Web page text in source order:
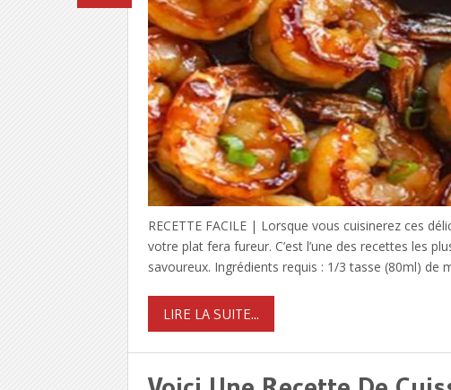
RECETTE FACILE | Lorsque vous cuisinerez ces
votre plat fera fureur. C’est l’une des recettes les
savoureux. Ingrédients requis : 1/3 tasse (80ml) de
LIRE LA SUITE...